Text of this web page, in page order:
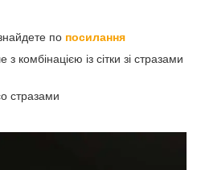
по посилання
комбінацією із сітки зі стразами
стразами